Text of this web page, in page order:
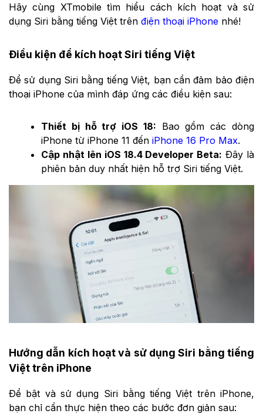
Hãy cùng XTmobile tìm hiểu cách kích hoạt và sử
dụng Siri bằng tiếng Việt trên điện thoại iPhone nhé!
Điều kiện để kích hoạt Siri tiếng Việt
Để sử dụng Siri bằng tiếng Việt, bạn cần đảm bảo điện
thoại iPhone của mình đáp ứng các điều kiện sau:
Thiết bị hỗ trợ iOS 18: Bao gồm các dòng
iPhone từ iPhone 11 đến iPhone 16 Pro Max.
Cập nhật lên iOS 18.4 Developer Beta: Đây là
phiên bản duy nhất hiện hỗ trợ Siri tiếng Việt.
Hướng dẫn kích hoạt và sử dụng Siri bằng tiếng
Việt trên iPhone
Để bật và sử dụng Siri bằng tiếng Việt trên iPhone,
bạn chỉ cần thực hiện theo các bước đơn giản sau: